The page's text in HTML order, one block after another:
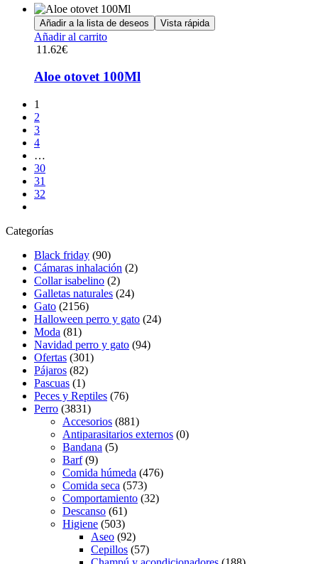
Añadir a la lista de deseos Vista rápida
Añadir al carrito
11.62€
Aloe otovet 100Ml
1
2
3
4
…
30
31
32
Categorías
Black friday (90)
Cámaras inhalación (2)
Collar isabelino (2)
Galletas naturales (24)
Gato (2156)
Halloween perro y gato (24)
Moda (81)
Navidad perro y gato (94)
Ofertas (301)
Pájaros (82)
Pascuas (1)
Peces y Reptiles (76)
Perro (3831)
Accesorios (881)
Antiparasitarios externos (0)
Bandana (5)
Barf (9)
Comida húmeda (476)
Comida seca (573)
Comportamiento (32)
Descanso (61)
Higiene (503)
Aseo (92)
Cepillos (57)